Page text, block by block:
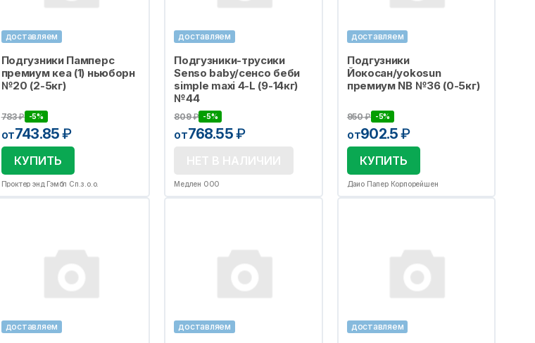
доставляем
Подгузники Памперс
премиум кеа (1) ньюборн
№20 (2-5кг)
783₽ -5%
от743.85₽
КУПИТЬ
Проктер энд Гэмбл Сп.з.о.о.
доставляем
Подгузники-трусики
Senso baby/сенсо беби
simple maxi 4-L (9-14кг)
№44
809₽ -5%
от768.55₽
Медлен ООО
доставляем
Подгузники
Йокосан/yokosun
премиум NB №36 (0-5кг)
950₽ -5%
от902.5₽
КУПИТЬ
Даио Папер Корпорейшен
доставляем доставляем доставляем